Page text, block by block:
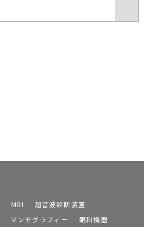
MRI
超音波診断装置
マンモグラフィー
眼科機器